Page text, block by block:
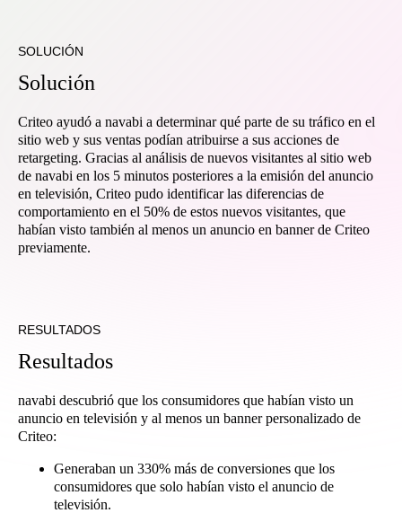
SOLUCIÓN
Solución
Criteo ayudó a navabi a determinar qué parte de su tráfico en el
sitio web y sus ventas podían atribuirse a sus acciones de
retargeting. Gracias al análisis de nuevos visitantes al sitio web
de navabi en los 5 minutos posteriores a la emisión del anuncio
en televisión, Criteo pudo identificar las diferencias de
comportamiento en el 50% de estos nuevos visitantes, que
habían visto también al menos un anuncio en banner de Criteo
previamente.
RESULTADOS
Resultados
navabi descubrió que los consumidores que habían visto un
anuncio en televisión y al menos un banner personalizado de
Criteo:
Generaban un 330% más de conversiones que los
consumidores que solo habían visto el anuncio de
televisión.